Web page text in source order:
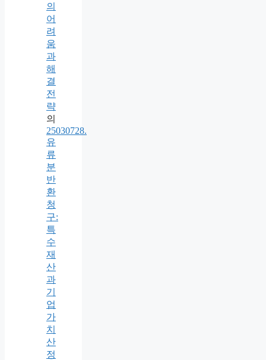
의
어
려
움
과
해
결
전
략
의
25030728.
유
류
분
반
환
청
구:
특
수
재
산
과
기
업
가
치
산
정